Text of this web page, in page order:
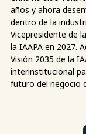
años y ahora
dentro de la
Vicepresidente de
la IAAPA en 2027.
Visión 2035 de la
interinstitucional
futuro del negocio